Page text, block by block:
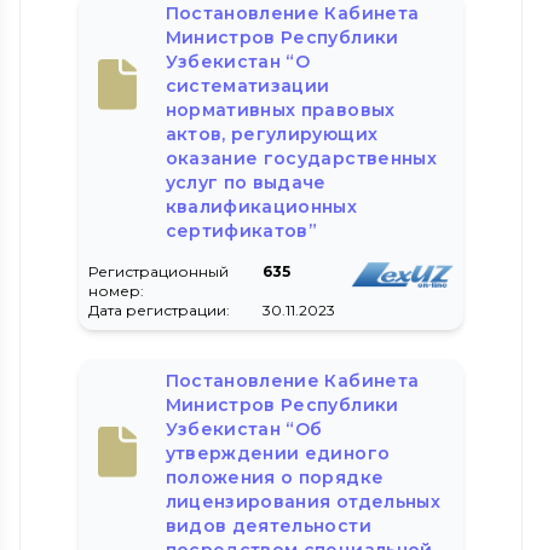
Постановление Кабинета
Министров Республики
Узбекистан “О
систематизации
нормативных правовых
актов, регулирующих
оказание государственных
услуг по выдаче
квалификационных
сертификатов”
Регистрационный
номер:
635
Дата регистрации: 30.11.2023
Постановление Кабинета
Министров Республики
Узбекистан “Об
утверждении единого
положения о порядке
лицензирования отдельных
видов деятельности